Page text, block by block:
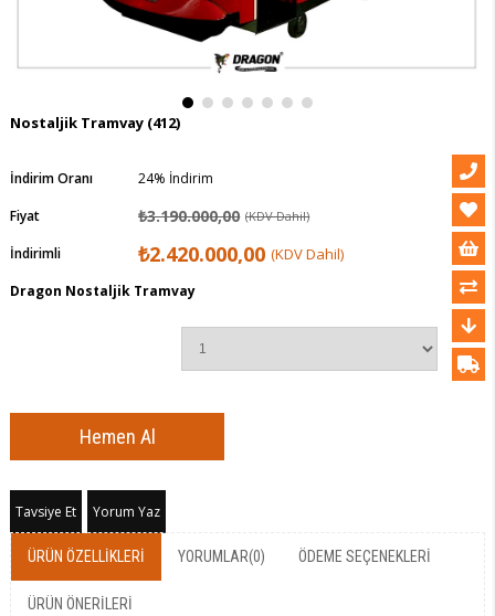
Nostaljik Tramvay (412)
İndirim Oranı %
24
İndirim
Fiyat
₺3.190.000,00 (KDV Dahil)
İndirimli ₺2.420.000,00 (KDV Dahil)
Dragon Nostaljik Tramvay
Tavsiye Et Yorum Yaz
ÜRÜN ÖZELLIKLERI YORUMLAR(0) ÖDEME SEÇENEKLERI
ÜRÜN ÖNERILERI